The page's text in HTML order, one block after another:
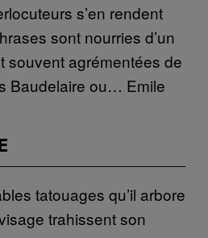
s’en rendent
sont nourries d’un
souvent agrémentées de
Baudelaire ou… Emile
tatouages qu’il arbore
trahissent son